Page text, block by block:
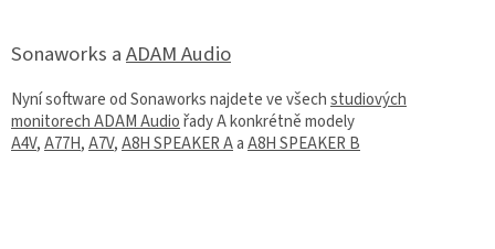
Sonaworks aADAM Audio
Nyní software od Sonaworks najdete ve všechstudiových
monitorech ADAM Audiořady A konkrétně modely
A4V,A77H,A7V,A8H SPEAKER AaA8H SPEAKER B